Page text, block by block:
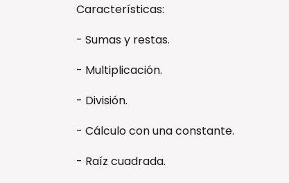
Características:
- Sumas y restas.
- Multiplicación.
- División.
- Cálculo con una constante.
- Raíz cuadrada.